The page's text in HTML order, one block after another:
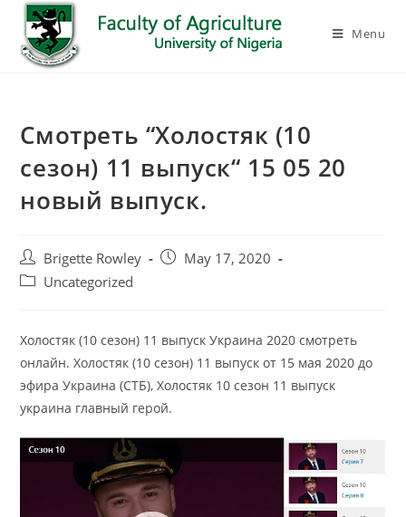
Menu
Смотреть “Холостяк (10
сезон) 11 выпуск“ 15 05 20
новый выпуск.
Brigette Rowley
May 17, 2020
Uncategorized
Холостяк (10 сезон) 11 выпуск Украина 2020 смотреть
онлайн. Холостяк (10 сезон) 11 выпуск от 15 мая 2020 до
эфира Украина (СТБ), Холостяк 10 сезон 11 выпуск
украина главный герой.